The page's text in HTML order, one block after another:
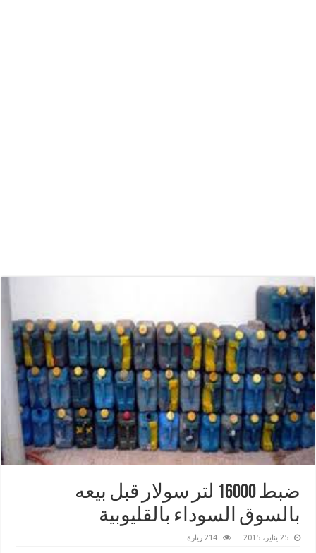
ضبط 16000 لتر سولار قبل بيعه
بالسوق السوداء بالقليوبية
25 يناير، 2015 214 زيارة